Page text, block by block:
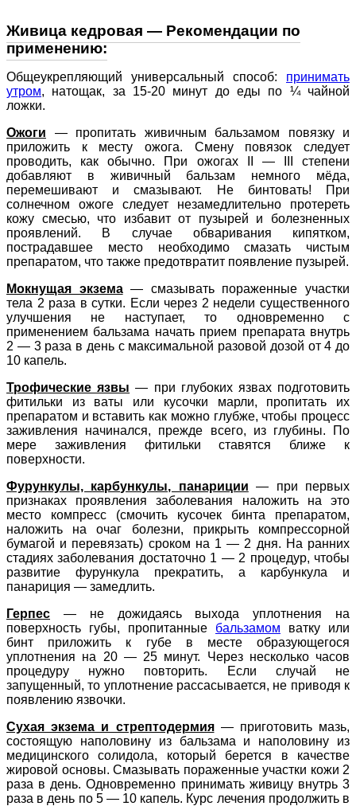
Живица кедровая — Рекомендации по
применению:
Общеукрепляющий универсальный способ: принимать
утром, натощак, за 15-20 минут до еды по ¼ чайной
ложки.
Ожоги
—
пропитать живичным бальзамом повязку и
приложить к месту ожога. Смену повязок следует
проводить, как обычно. При ожогах II — III степени
добавляют в живичный бальзам немного мёда,
перемешивают и смазывают. Не бинтовать! При
солнечном ожоге следует незамедлительно протереть
кожу смесью, что избавит от пузырей и болезненных
проявлений. В случае обваривания кипятком,
пострадавшее место необходимо смазать чистым
препаратом, что также предотвратит появление пузырей.
Мокнущая экзема — смазывать пораженные участки
тела 2 раза в сутки. Если через 2 недели существенного
улучшения не наступает, то одновременно с
применением бальзама начать прием препарата внутрь
2 — 3 раза в день с максимальной разовой дозой от 4 до
10 капель.
Трофические язвы — при глубоких язвах подготовить
фитильки из ваты или кусочки марли, пропитать их
препаратом и вставить как можно глубже, чтобы процесс
заживления начинался, прежде всего, из глубины. По
мере заживления фитильки ставятся ближе к
поверхности.
Фурункулы, карбункулы, панариции
—
при первых
признаках проявления заболевания наложить на это
место компресс (смочить кусочек бинта препаратом,
наложить на очаг болезни, прикрыть компрессорной
бумагой и перевязать) сроком на 1 — 2 дня. На ранних
стадиях заболевания достаточно 1 — 2 процедур, чтобы
развитие фурункула прекратить, а карбункула и
панариция — замедлить.
Герпес
—
не дожидаясь выхода уплотнения на
поверхность губы, пропитанные бальзамом ватку или
бинт приложить к губе в месте образующегося
уплотнения на 20 — 25 минут. Через несколько часов
процедуру нужно повторить. Если случай не
запущенный, то уплотнение рассасывается, не приводя к
появлению язвочки.
Сухая экзема и стрептодермия — приготовить мазь,
состоящую наполовину из бальзама и наполовину из
медицинского солидола, который берется в качестве
жировой основы. Смазывать пораженные участки кожи 2
раза в день. Одновременно принимать живицу внутрь 3
раза в день по 5 — 10 капель. Курс лечения продолжить в